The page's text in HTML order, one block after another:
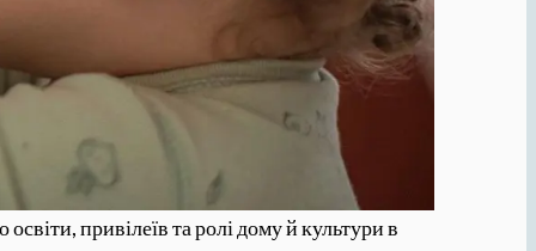
привілеїв та ролі дому й культури в